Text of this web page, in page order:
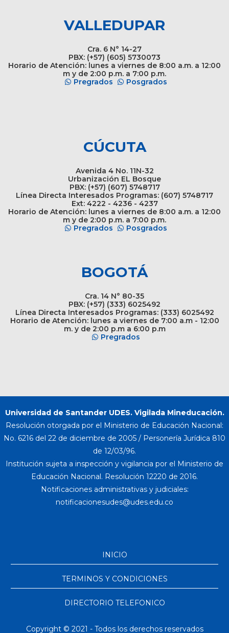
VALLEDUPAR
Cra. 6 N° 14-27
PBX: (+57) (605) 5730073
Horario de Atención: lunes a viernes de 8:00 a.m. a 12:00
m y de 2:00 p.m. a 7:00 p.m.
Pregrados
Posgrados
CÚCUTA
Avenida 4 No. 11N-32
Urbanización EL Bosque
PBX: (+57) (607) 5748717
Línea Directa Interesados Programas: (607) 5748717
Ext: 4222 - 4236 - 4237
Horario de Atención: lunes a viernes de 8:00 a.m. a 12:00
m y de 2:00 p.m. a 7:00 p.m.
Pregrados
Posgrados
BOGOTÁ
Cra. 14 N° 80-35
PBX: (+57) (333) 6025492
Línea Directa Interesados Programas: (333) 6025492
Horario de Atención: lunes a viernes de 7:00 a.m - 12:00
m. y de 2:00 p.m a 6:00 p.m
Pregrados
Universidad de Santander UDES. Vigilada Mineducación.
Resolución otorgada por el Ministerio de Educación Nacional:
No. 6216 del 22 de diciembre de 2005 / Personería Jurídica 810
de 12/03/96.
Institución sujeta a inspección y vigilancia por el Ministerio de
Educación Nacional. Resolución 12220 de 2016.
Notificaciones administrativas y judiciales:
INICIO
TERMINOS Y CONDICIONES
DIRECTORIO TELEFONICO
Copyright © 2021 - Todos los derechos reservados